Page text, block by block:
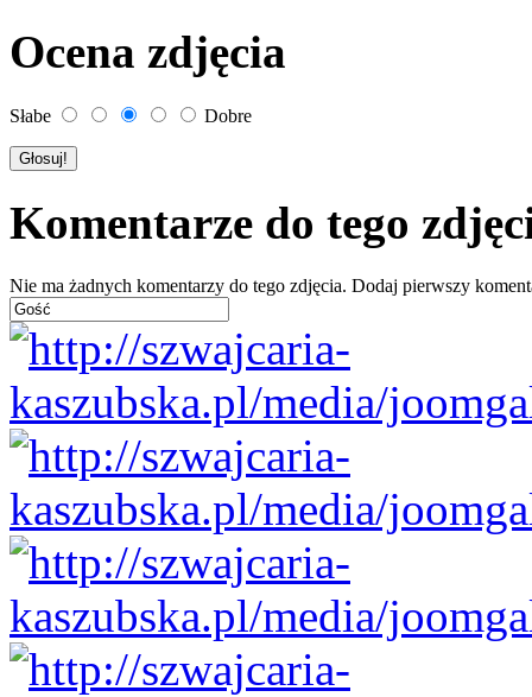
Ocena zdjęcia
Słabe Dobre
Komentarze do tego
Nie ma żadnych komentarzy do tego zdjęcia. Dodaj pierwszy